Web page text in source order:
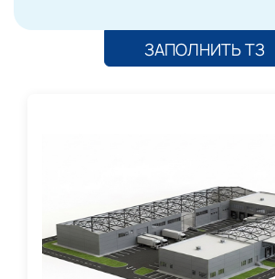
ЗАПОЛНИТЬ ТЗ